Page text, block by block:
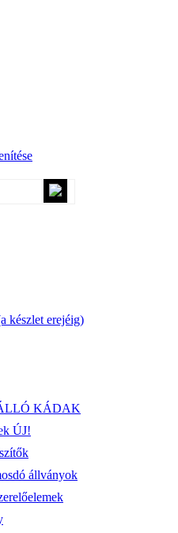
erejéig)
KÁDAK
ÚJ!
állványok